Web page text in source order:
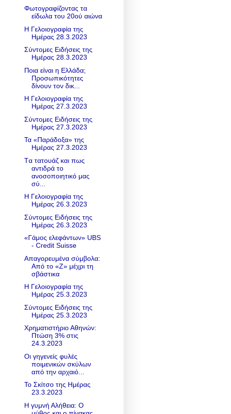
Φωτογραφίζοντας τα
είδωλα του 20ού αιώνα
Η Γελοιογραφία της
Ημέρας 28.3.2023
Σύντομες Ειδήσεις της
Ημέρας 28.3.2023
Ποια είναι η Ελλάδα;
Προσωπικότητες
δίνουν τον δικ...
Η Γελοιογραφία της
Ημέρας 27.3.2023
Σύντομες Ειδήσεις της
Ημέρας 27.3.2023
Τα «Παράδοξα» της
Ημέρας 27.3.2023
Tα τατουάζ και πως
αντιδρά το
ανοσοποιητικό μας
σύ...
Η Γελοιογραφία της
Ημέρας 26.3.2023
Σύντομες Ειδήσεις της
Ημέρας 26.3.2023
«Γάμος ελεφάντων» UBS
- Credit Suisse
Απαγορευμένα σύμβολα:
Από το «Z» μέχρι τη
σβάστικα
Η Γελοιογραφία της
Ημέρας 25.3.2023
Σύντομες Ειδήσεις της
Ημέρας 25.3.2023
Χρηματιστήριο Αθηνών:
Πτώση 3% στις
24.3.2023
Οι γηγενείς φυλές
ποιμενικών σκύλων
από την αρχαιό...
Το Σκίτσο της Ημέρας
23.3.2023
Η γυμνή Αλήθεια: Ο